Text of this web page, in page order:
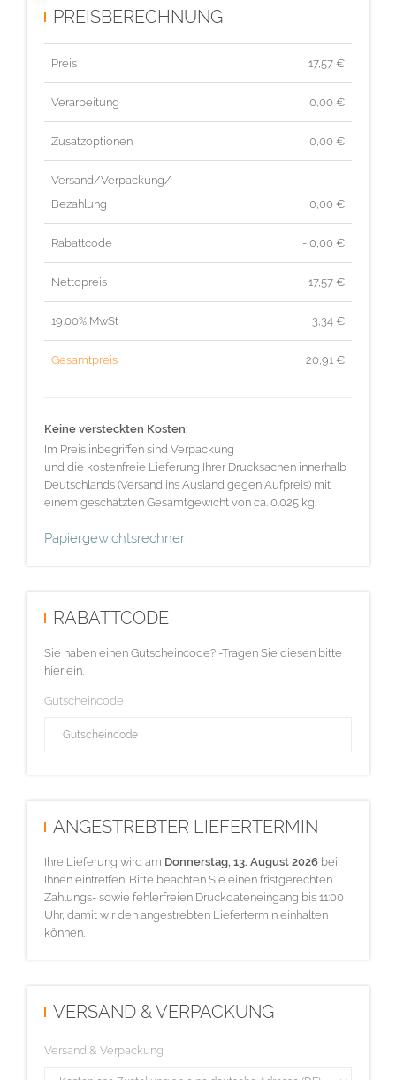
PREISBERECHNUNG
Preis 17,57 €
Verarbeitung 0,00 €
Zusatzoptionen 0,00 €
Versand/Verpackung/
Bezahlung
0,00 €
Rabattcode - 0,00 €
Nettopreis 17,57 €
19.00% MwSt 3,34 €
Gesamtpreis 20,91 €
Keine versteckten Kosten:
Im Preis inbegriffen sind Verpackung
und die kostenfreie Lieferung Ihrer Drucksachen innerhalb
Deutschlands (Versand ins Ausland gegen Aufpreis) mit
einem geschätzten Gesamtgewicht von ca. 0.025 kg.
Papiergewichtsrechner
RABATTCODE
Sie haben einen Gutscheincode? -Tragen Sie diesen bitte
hier ein.
Gutscheincode
ANGESTREBTER LIEFERTERMIN
Ihre Lieferung wird am Donnerstag, 13. August 2026 bei
Ihnen eintreffen. Bitte beachten Sie einen fristgerechten
Zahlungs- sowie fehlerfreien Druckdateneingang bis 11:00
Uhr, damit wir den angestrebten Liefertermin einhalten
können.
VERSAND & VERPACKUNG
Versand & Verpackung